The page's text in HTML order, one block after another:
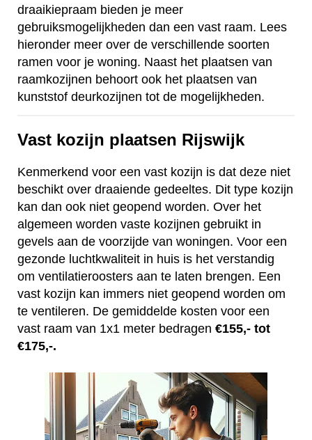
draaikiepraam bieden je meer
gebruiksmogelijkheden dan een vast raam. Lees
hieronder meer over de verschillende soorten
ramen voor je woning. Naast het plaatsen van
raamkozijnen behoort ook het plaatsen van
kunststof deurkozijnen tot de mogelijkheden.
Vast kozijn plaatsen Rijswijk
Kenmerkend voor een vast kozijn is dat deze niet
beschikt over draaiende gedeeltes. Dit type kozijn
kan dan ook niet geopend worden. Over het
algemeen worden vaste kozijnen gebruikt in
gevels aan de voorzijde van woningen. Voor een
gezonde luchtkwaliteit in huis is het verstandig
om ventilatieroosters aan te laten brengen. Een
vast kozijn kan immers niet geopend worden om
te ventileren. De gemiddelde kosten voor een
vast raam van 1x1 meter bedragen €155,- tot
€175,-.